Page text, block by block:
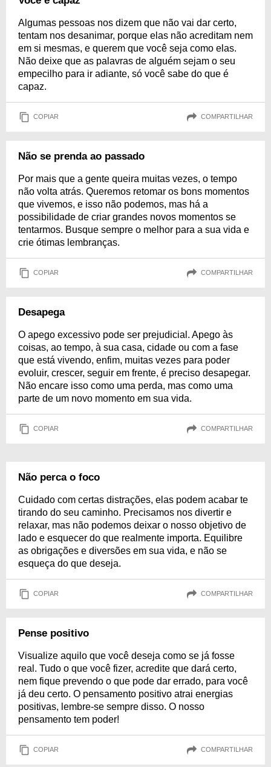
Algumas pessoas nos dizem que não vai dar certo,
tentam nos desanimar, porque elas não acreditam nem
em si mesmas, e querem que você seja como elas.
Não deixe que as palavras de alguém sejam o seu
empecilho para ir adiante, só você sabe do que é
capaz.
COPIAR COMPARTILHAR
Não se prenda ao passado
Por mais que a gente queira muitas vezes, o tempo
não volta atrás. Queremos retomar os bons momentos
que vivemos, e isso não podemos, mas há a
possibilidade de criar grandes novos momentos se
tentarmos. Busque sempre o melhor para a sua vida e
crie ótimas lembranças.
COPIAR COMPARTILHAR
Desapega
O apego excessivo pode ser prejudicial. Apego às
coisas, ao tempo, à sua casa, cidade ou com a fase
que está vivendo, enfim, muitas vezes para poder
evoluir, crescer, seguir em frente, é preciso desapegar.
Não encare isso como uma perda, mas como uma
parte de um novo momento em sua vida.
COPIAR COMPARTILHAR
Não perca o foco
Cuidado com certas distrações, elas podem acabar te
tirando do seu caminho. Precisamos nos divertir e
relaxar, mas não podemos deixar o nosso objetivo de
lado e esquecer do que realmente importa. Equilibre
as obrigações e diversões em sua vida, e não se
esqueça do que deseja.
COPIAR COMPARTILHAR
Pense positivo
Visualize aquilo que você deseja como se já fosse
real. Tudo o que você fizer, acredite que dará certo,
nem fique prevendo o que pode dar errado, para você
já deu certo. O pensamento positivo atrai energias
positivas, lembre-se sempre disso. O nosso
pensamento tem poder!
COPIAR COMPARTILHAR